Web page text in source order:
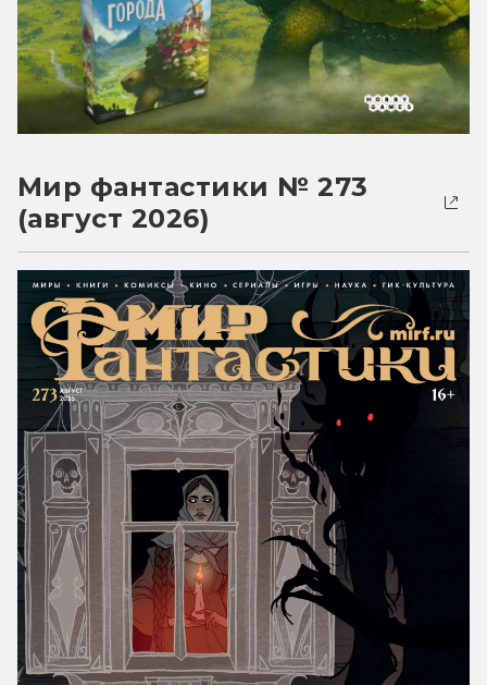
Мир фантастики № 273
(август 2026)